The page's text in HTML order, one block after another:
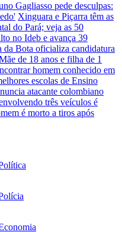
Gagliasso pede desculpas:
Xinguara e Piçarra têm as
do Pará; veja as 50
no Ideb e avança 39
da Bota oficializa candidatura
de 18 anos e filha de 1
homem conhecido em
escolas de Ensino
atacante colombiano
três veículos é
é morto a tiros após